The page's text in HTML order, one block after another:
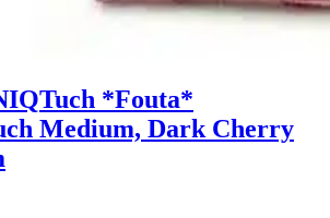
Tuch *Fouta*
Medium, Dark Cherry